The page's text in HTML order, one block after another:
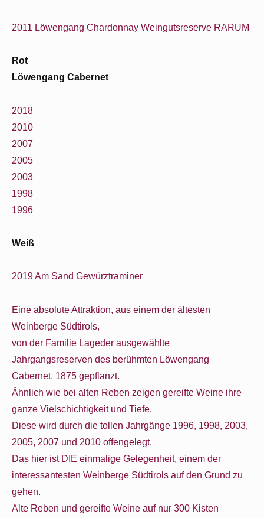
2011 Löwengang Chardonnay Weingutsreserve RARUM
Rot
Löwengang Cabernet
2018
2010
2007
2005
2003
1998
1996
Weiß
2019 Am Sand Gewürztraminer
Eine absolute Attraktion, aus einem der ältesten
Weinberge Südtirols,
von der Familie Lageder ausgewählte
Jahrgangsreserven des berühmten Löwengang
Cabernet, 1875 gepflanzt.
Ähnlich wie bei alten Reben zeigen gereifte Weine ihre
ganze Vielschichtigkeit und Tiefe.
Diese wird durch die tollen Jahrgänge 1996, 1998, 2003,
2005, 2007 und 2010 offengelegt.
Das hier ist DIE einmalige Gelegenheit, einem der
interessantesten Weinberge Südtirols auf den Grund zu
gehen.
Alte Reben und gereifte Weine auf nur 300 Kisten